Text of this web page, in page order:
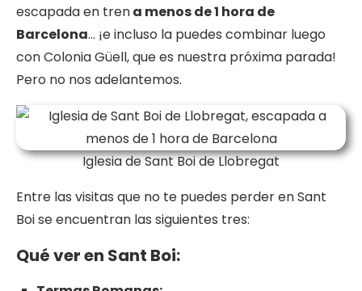
escapada en trena menos de 1 hora de
Barcelona… ¡e incluso la puedes combinar luego
con Colonia Güell, que es nuestra próxima parada!
Pero no nos adelantemos.
Iglesia de Sant Boi de Llobregat
Entre las visitas que no te puedes perder en Sant
Boi se encuentran las siguientes tres:
Qué ver en Sant Boi: